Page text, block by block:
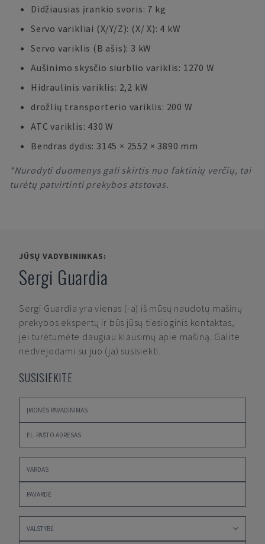
Didžiausias įrankio svoris: 7 kg
Servo varikliai (X/Y/Z): (X/ X): 4 kW
Servo variklis (B ašis): 3 kW
Aušinimo skysčio siurblio variklis: 1270 W
Hidraulinis variklis: 2,2 kW
drožlių transporterio variklis: 200 W
ATC variklis: 430 W
Bendras dydis: 3145 × 2552 × 3890 mm
*Nurodyti duomenys gali skirtis nuo faktinių verčių, tai
turėtų patvirtinti prekybos atstovas.
JŪSŲ VADYBININKAS:
Sergi Guardia
Sergi Guardia yra vienas (-a) iš mūsų naudotų mašinų
prekybos ekspertų ir būs jūsų tiesioginis kontaktas,
jei turėtumėte daugiau klausimų apie mašiną. Galite
nedvejodami su juo (ja) susisiekti.
SUSISIEKITE